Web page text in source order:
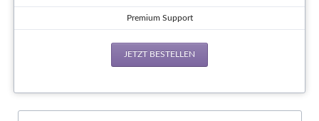
Premium Support
JETZT BESTELLEN